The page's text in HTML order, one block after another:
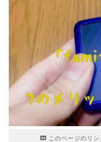
このページのリ